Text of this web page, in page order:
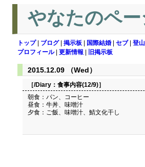
やなたのペー
トップ| ブログ| 掲示板 国際結婚 セブ| 登山
プロフィール| 更新情報 旧掲示板
2015.12.09 （Wed）
［/Diary： 食事内容(12/9)］
朝食：パン、コーヒー
昼食：牛丼、味噌汁
夕食：ご飯、味噌汁、鯖文化干し